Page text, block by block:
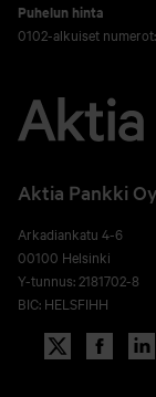
Puhelun hinta
0102-alkuiset
Aktia Pankki
Arkadiankatu 4-6
00100 Helsinki
Y-tunnus: 2181702-8
BIC: HELSFIHH